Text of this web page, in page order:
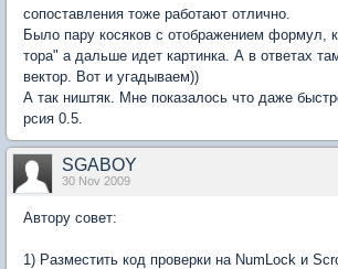
сопоставления тоже работают отлично.
Было пару косяков с отображением формул,
тора" а дальше идет картинка. А в ответах
вектор. Вот и угадываем))
А так ништяк. Мне показалось что даже
рсия 0.5.
SGABOY
30 Nov 2009
Автору совет:
1) Разместить код проверки на NumLock и